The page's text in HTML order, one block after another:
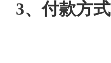
3、付款方式